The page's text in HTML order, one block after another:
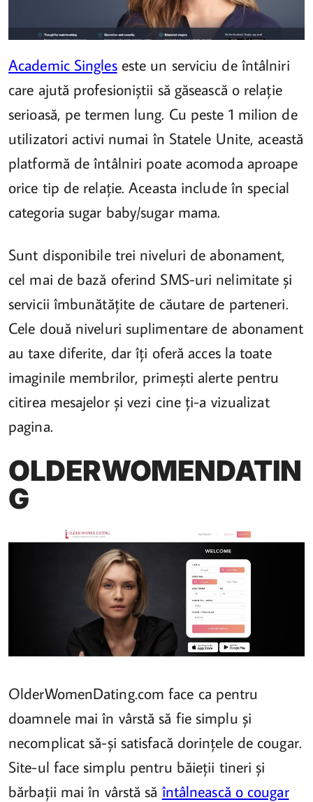
Academic Singleseste un serviciu de întâlniri
care ajută profesioniștii să găsească o relație
serioasă, pe termen lung. Cu peste 1 milion de
utilizatori activi numai în Statele Unite, această
platformă de întâlniri poate acomoda aproape
orice tip de relație. Aceasta include în special
categoria sugar baby/sugar mama.
Sunt disponibile trei niveluri de abonament,
cel mai de bază oferind SMS-uri nelimitate și
servicii îmbunătățite de căutare de parteneri.
Cele două niveluri suplimentare de abonament
au taxe diferite, dar îți oferă acces la toate
imaginile membrilor, primești alerte pentru
citirea mesajelor și vezi cine ți-a vizualizat
pagina.
OLDERWOMENDATIN
G
OlderWomenDating.com face ca pentru
doamnele mai în vârstă să fie simplu și
necomplicat să-și satisfacă dorințele de cougar.
Site-ul face simplu pentru băieții tineri și
bărbații mai în vârstă să întâlnească o cougar